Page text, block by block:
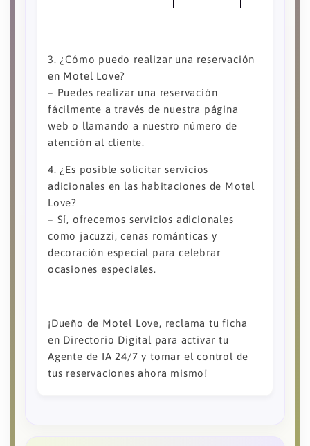
3. ¿Cómo puedo realizar una reservación
en Motel Love?
– Puedes realizar una reservación
fácilmente a través de nuestra página
web o llamando a nuestro número de
atención al cliente.
4. ¿Es posible solicitar servicios
adicionales en las habitaciones de Motel
Love?
– Sí, ofrecemos servicios adicionales
como jacuzzi, cenas románticas y
decoración especial para celebrar
ocasiones especiales.
¡Dueño de Motel Love, reclama tu ficha
en Directorio Digital para activar tu
Agente de IA 24/7 y tomar el control de
tus reservaciones ahora mismo!